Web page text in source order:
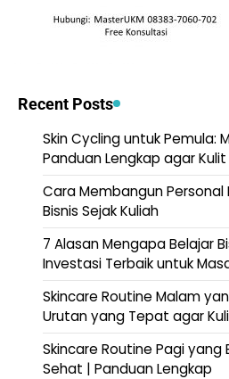
Recent Posts
Skin Cycling untuk Pemula:
Panduan Lengkap agar
Cara Membangun Personal
Bisnis Sejak Kuliah
7 Alasan Mengapa Belajar
Investasi Terbaik untuk
Skincare Routine Malam
Urutan yang Tepat agar
Skincare Routine Pagi
Sehat | Panduan Lengkap